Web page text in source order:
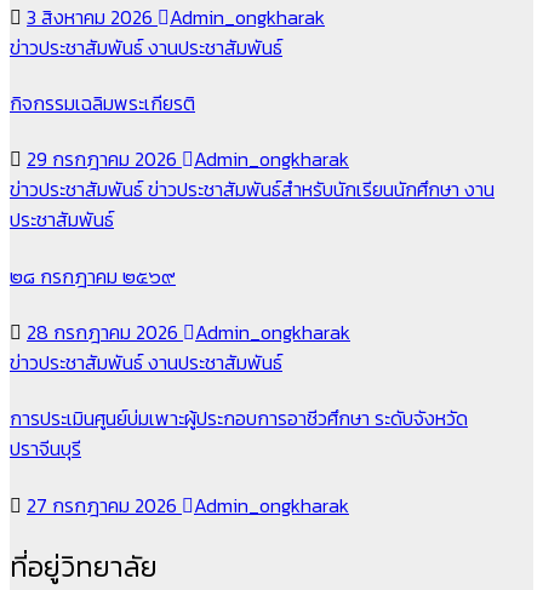
3 สิงหาคม 2026
Admin_ongkharak
ข่าวประชาสัมพันธ์งานประชาสัมพันธ์
กิจกรรมเฉลิมพระเกียรติ
29 กรกฎาคม 2026
Admin_ongkharak
ข่าวประชาสัมพันธ์ข่าวประชาสัมพันธ์สำหรับนักเรียนนักศึกษา งาน
ประชาสัมพันธ์
๒๘ กรกฎาคม ๒๕๖๙
28 กรกฎาคม 2026
Admin_ongkharak
ข่าวประชาสัมพันธ์งานประชาสัมพันธ์
การประเมินศูนย์บ่มเพาะผู้ประกอบการอาชีวศึกษา ระดับจังหวัด
ปราจีนบุรี
27 กรกฎาคม 2026
Admin_ongkharak
ที่อยู่วิทยาลัย